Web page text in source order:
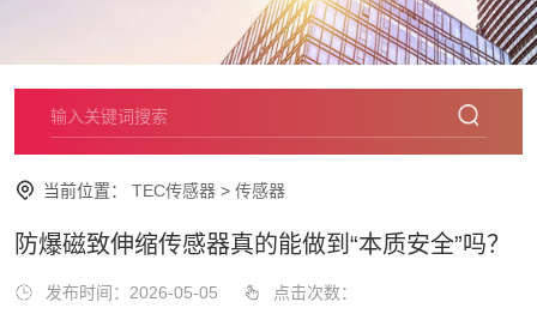
当前位置： TEC传感器 > 传感器
防爆磁致伸缩传感器真的能做到“本质安全”吗？
发布时间：2026-05-05 点击次数：